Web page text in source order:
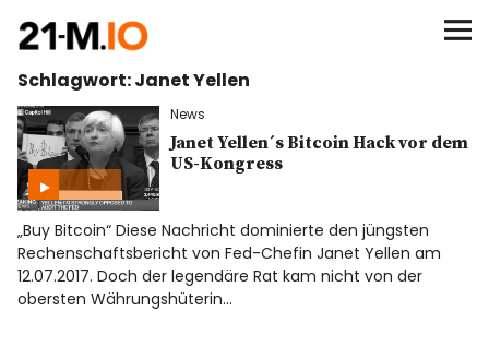
∞/21M BITCOIN
BEGINN
BITCOIN
ANALYSEN
NEWS
Schlagwort:Janet Yellen
News
Janet Yellen´s Bitcoin Hack vor dem
US-Kongress
„Buy Bitcoin“ Diese Nachricht dominierte den jüngsten
Rechenschaftsbericht von Fed-Chefin Janet Yellen am
12.07.2017. Doch der legendäre Rat kam nicht von der
obersten Währungshüterin…